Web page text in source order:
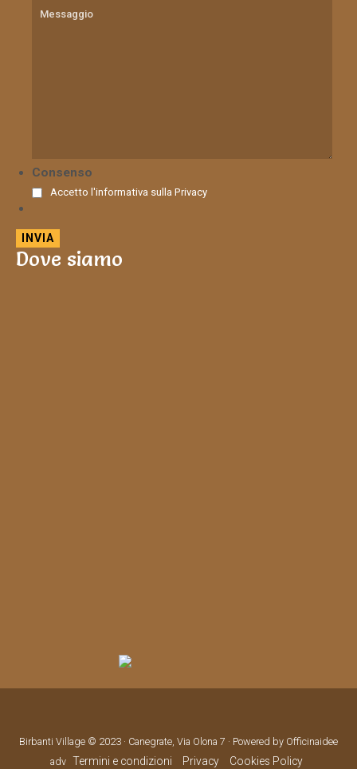
Consenso
Accetto l'informativa sulla Privacy
Dove siamo
Birbanti Village © 2023 · Canegrate, Via Olona 7 · Powered by Officinaidee
adv Termini e condizioni Privacy Cookies Policy